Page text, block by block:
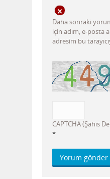
Daha sonraki
için adım, e-posta
adresim bu
CAPTCHA (Şahıs
*